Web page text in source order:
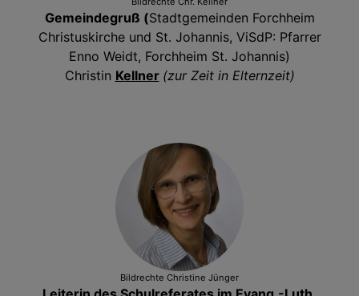
Gemeindegruß (Stadtgemeinden Forchheim
Christuskirche und St. Johannis, ViSdP: Pfarrer
Enno Weidt, Forchheim St. Johannis)
Christin Kellner (zur Zeit in Elternzeit)
Bildrechte Christine Jünger